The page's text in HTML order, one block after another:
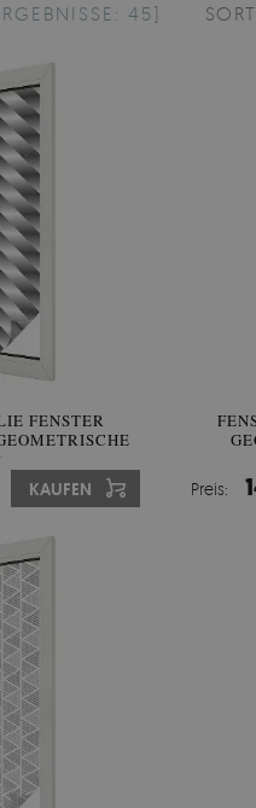
45]
FENSTER
KAUFEN Preis: